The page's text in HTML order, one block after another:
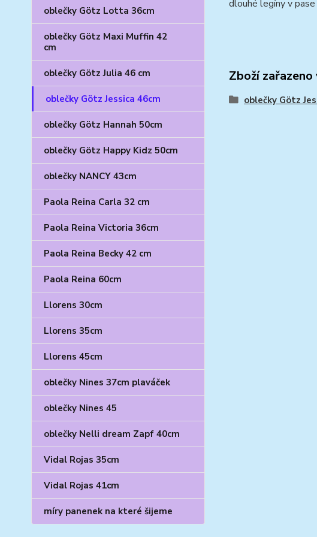
oblečky Götz Lotta 36cm
oblečky Götz Maxi Muffin 42
cm
oblečky Götz Julia 46 cm
oblečky Götz Jessica 46cm
oblečky Götz Hannah 50cm
oblečky Götz Happy Kidz 50cm
oblečky NANCY 43cm
Paola Reina Carla 32 cm
Paola Reina Victoria 36cm
Paola Reina Becky 42 cm
Paola Reina 60cm
Llorens 30cm
Llorens 35cm
Llorens 45cm
oblečky Nines 37cm plaváček
oblečky Nines 45
oblečky Nelli dream Zapf 40cm
Vidal Rojas 35cm
Vidal Rojas 41cm
míry panenek na které šijeme
dlouhé legíny v
Zboží
oblečky Götz